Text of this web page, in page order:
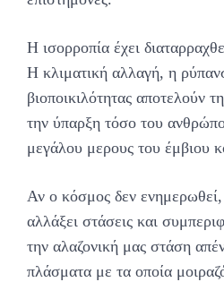
Η ισορροπία έχει
Η κλιματική αλλαγή, η
βιοποικιλότητας αποτελούν
την ύπαρξη τόσο του
μεγάλου μερους του έμβιου
Αν ο κόσμος δεν
αλλάξει στάσεις και
την αλαζονική μας στάση
πλάσματα με τα οποία